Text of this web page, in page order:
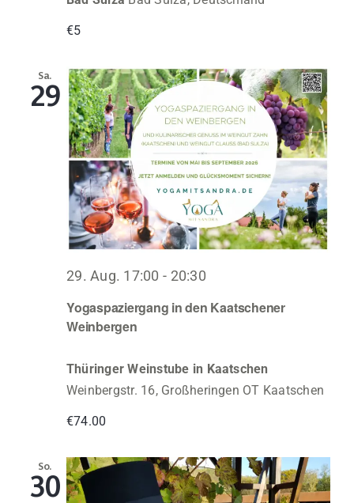
€5
Sa.
29
Yogaspaziergang in den Kaatschener
Weinbergen
29. Aug. 17:00 - 20:30
Thüringer Weinstube in Kaatschen
Weinbergstr. 16, Großheringen OT Kaatschen
€74.00
So.
30